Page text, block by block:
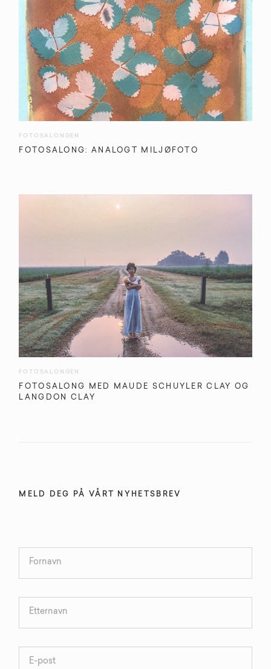
FOTOSALONGEN
FOTOSALONG: ANALOGT MILJØFOTO
FOTOSALONGEN
FOTOSALONG MED MAUDE SCHUYLER CLAY OG
LANGDON CLAY
MELD DEG PÅ VÅRT NYHETSBREV